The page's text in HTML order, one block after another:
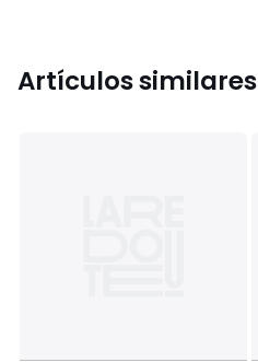
Artículos similares